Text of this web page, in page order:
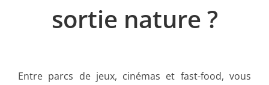
sortie nature ?
Entre parcs de jeux, cinémas et fast-food, vous